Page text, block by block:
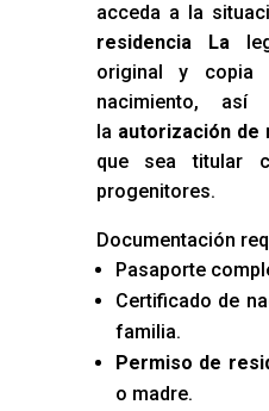
acceda a la
residencia La
original y copia
nacimiento,
la autorización de
que sea titular
progenitores.
Documentación
Pasaporte
Certificado de
familia.
Permiso de
o madre.